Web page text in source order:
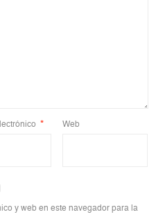
* Web
y web en este navegador para la